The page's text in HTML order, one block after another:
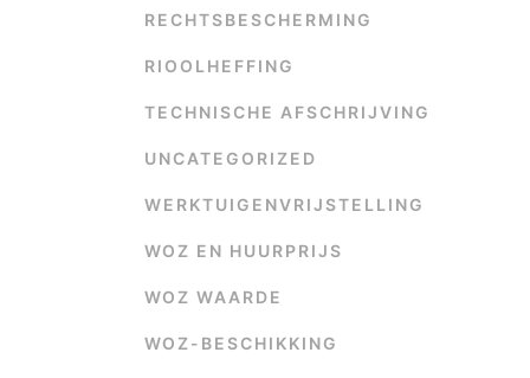
RECHTSBESCHERMING
RIOOLHEFFING
TECHNISCHE AFSCHRIJVING
UNCATEGORIZED
WERKTUIGENVRIJSTELLING
WOZ EN HUURPRIJS
WOZ WAARDE
WOZ-BESCHIKKING